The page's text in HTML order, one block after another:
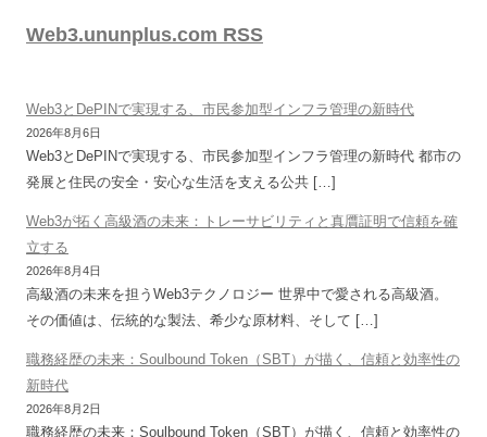
Web3.ununplus.com RSS
Web3とDePINで実現する、市民参加型インフラ管理の新時代
2026年8月6日
Web3とDePINで実現する、市民参加型インフラ管理の新時代 都市の
発展と住民の安全・安心な生活を支える公共 […]
Web3が拓く高級酒の未来：トレーサビリティと真贋証明で信頼を確
立する
2026年8月4日
高級酒の未来を担うWeb3テクノロジー 世界中で愛される高級酒。
その価値は、伝統的な製法、希少な原材料、そして […]
職務経歴の未来：Soulbound Token（SBT）が描く、信頼と効率性の
新時代
2026年8月2日
職務経歴の未来：Soulbound Token（SBT）が描く、信頼と効率性の